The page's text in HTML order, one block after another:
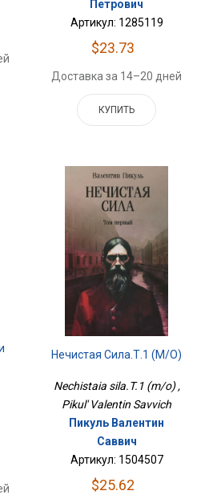
Петрович
Артикул: 1285119
$23.73
Доставка за 14–20 дней
КУПИТЬ
Нечистая Сила.Т.1 (м/о)
Nechistaia sila.T.1 (m/o) ,
Pikul' Valentin Savvich
Пикуль Валентин
Саввич
Артикул: 1504507
$25.62